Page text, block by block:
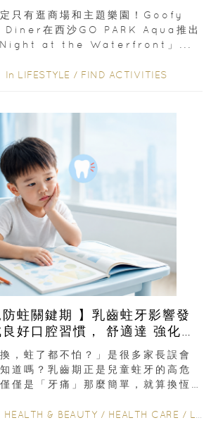
場只有逛商場和主題樂園！Goofy
在西沙GO PARK Aqua推出
Night at the Waterfront」...
In LIFESTYLE / FIND ACTIVITIES
防蛀關鍵期 】乳齒蛀牙影響發
習慣， 舒適達 強化琺
護指南
，蛀了都不怕？」是很多家長誤會
道嗎？乳齒期正是兒童蛀牙的高危
僅是「牙痛」那麼簡單，就算換恆
HEALTH & BEAUTY / HEALTH CARE / LIFESTYLE